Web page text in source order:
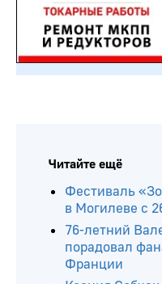
Читайте ещё
Фестиваль
в Могилеве с
76-летний
порадовал
Франции